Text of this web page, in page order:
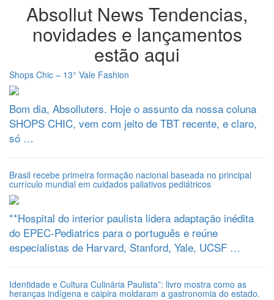
Absollut News Tendencias,
novidades e lançamentos
estão aqui
Shops Chic – 13° Vale Fashion
Bom dia, Absolluters. Hoje o assunto da nossa coluna
SHOPS CHIC, vem com jeito de TBT recente, e claro,
só …
Brasil recebe primeira formação nacional baseada no principal
currículo mundial em cuidados paliativos pediátricos
**Hospital do interior paulista lidera adaptação inédita
do EPEC-Pediatrics para o português e reúne
especialistas de Harvard, Stanford, Yale, UCSF …
Identidade e Cultura Culinária Paulista”: livro mostra como as
heranças indígena e caipira moldaram a gastronomia do estado.